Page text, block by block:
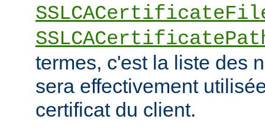
termes, c'est la liste des
sera effectivement
certificat du client.